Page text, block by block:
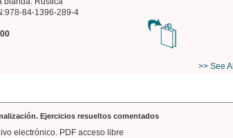
84-1396-289-4
>> See All
Ejercicios resueltos comentados
electrónico. PDF acceso libre